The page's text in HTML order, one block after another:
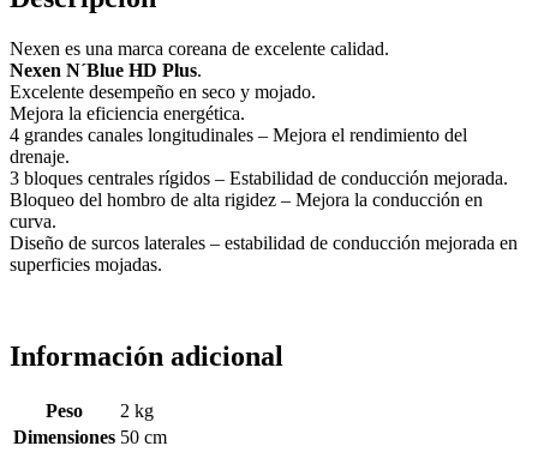
Nexen es una marca coreana de excelente calidad.
Nexen N´Blue HD Plus.
Excelente desempeño en seco y mojado.
Mejora la eficiencia energética.
4 grandes canales longitudinales – Mejora el rendimiento del
drenaje.
3 bloques centrales rígidos – Estabilidad de conducción mejorada.
Bloqueo del hombro de alta rigidez – Mejora la conducción en
curva.
Diseño de surcos laterales – estabilidad de conducción mejorada en
superficies mojadas.
Información adicional
Peso
2 kg
Dimensiones 50 cm